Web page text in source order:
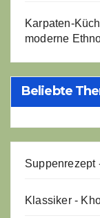
Karpaten-
moderne
Beliebte
Suppenrezept
Klassiker -